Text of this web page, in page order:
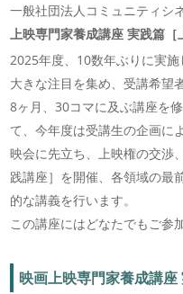
一般社団法人コミュニティシ
上映専門家養成講座 実践篇［
2025年度、10数年ぶりに実
大きな注目を集め、受講希望
8ヶ月、30コマに及ぶ講座を
て、今年度は受講生の企画に
映会に先立ち、上映権の交渉
践講座］を開催、各領域の最
的な講義を行います。
この講座にはどなたでもご参
映画上映専門家養成講座